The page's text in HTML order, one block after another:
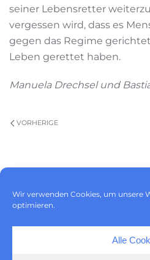
Wir verwenden Cookies, um unsere
optimieren.
Alle
seiner Lebensretter
vergessen wird, dass es
gegen das Regime
Leben gerettet haben.
Manuela Drechsel und
VORHERIGE
Cookie-Richtlinie (EU)